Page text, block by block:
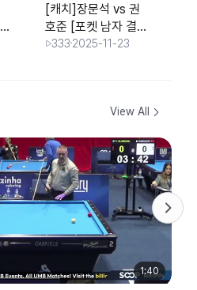
[캐치]장문석 vs 권
호준 [포켓 남자 결승
_제20회 대한체육회
3332025-11-23
View All
1:40